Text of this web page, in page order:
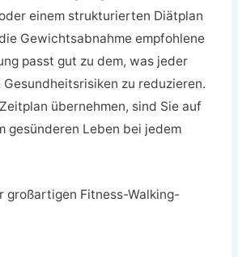
einem strukturierten Diätplan
Gewichtsabnahme empfohlene
passt gut zu dem, was jeder
zu reduzieren.
übernehmen, sind Sie auf
gesünderen Leben bei jedem
großartigen Fitness-Walking-